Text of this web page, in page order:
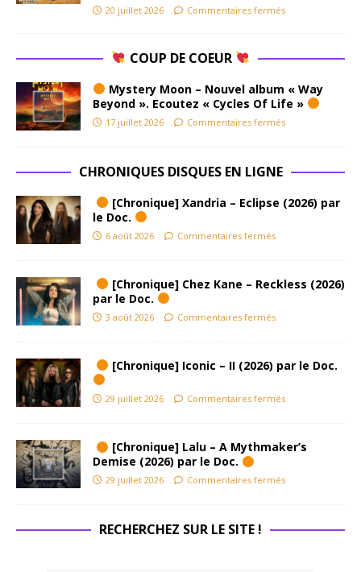
20 juillet 2026 Commentaires fermés
COUP DE COEUR
Mystery Moon – Nouvel album « Way
Beyond ». Ecoutez « Cycles Of Life »
17 juillet 2026 Commentaires fermés
CHRONIQUES DISQUES EN LIGNE
[Chronique] Xandria – Eclipse (2026) par
le Doc.
6 août 2026 Commentaires fermés
[Chronique] Chez Kane – Reckless (2026)
par le Doc.
3 août 2026 Commentaires fermés
[Chronique] Iconic – II (2026) par le Doc.
29 juillet 2026 Commentaires fermés
[Chronique] Lalu – A Mythmaker’s
Demise (2026) par le Doc.
29 juillet 2026 Commentaires fermés
RECHERCHEZ SUR LE SITE !